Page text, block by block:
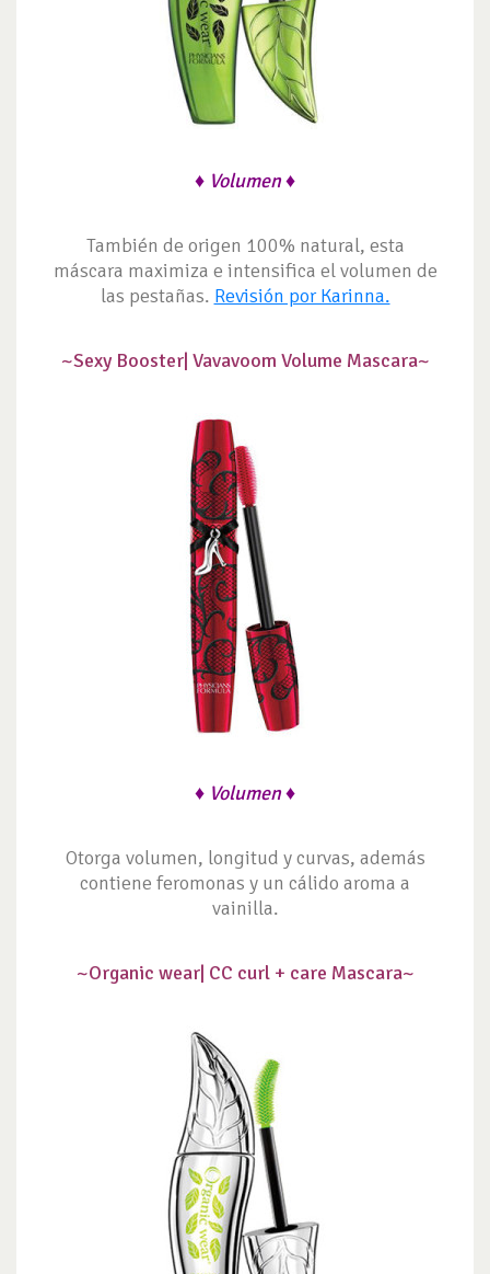
♦ Volumen ♦
También de origen 100% natural, esta
máscara maximiza e intensifica el volumen de
las pestañas. Revisión por Karinna.
~Sexy Booster| Vavavoom Volume Mascara~
♦ Volumen ♦
Otorga volumen, longitud y curvas, además
contiene feromonas y un cálido aroma a
vainilla.
~Organic wear| CC curl + care Mascara~